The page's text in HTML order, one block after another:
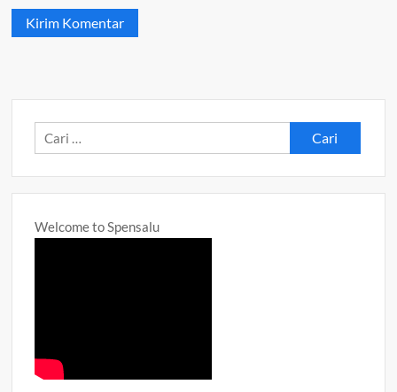
Cari
untuk:
Welcome to Spensalu